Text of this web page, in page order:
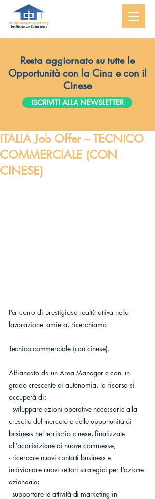
ChinaMasterAcademy
by Horizon Solutions
Resta aggiornato su tutte le
Opportunità con la Cina e con il
Cinese
ISCRIVITI ALLA NEWSLETTER
ITALIA Job Offer – TECNICO
COMMERCIALE (CON
CINESE)
Per conto di prestigiosa realtà attiva nella
lavorazione lamiera, ricerchiamo
Tecnico commerciale (con cinese).
Affiancato da un Area Manager e con un
grado crescente di autonomia, la risorsa si
occuperà di:
- sviluppare azioni operative necessarie alla
crescita del mercato e delle opportunità di
business nel territorio cinese, finalizzate
all'acquisizione di nuove commesse;
- ricercare nuovi contatti business e
individuare nuovi settori strategici per l'azione
aziendale;
- supportare le attività di marketing in